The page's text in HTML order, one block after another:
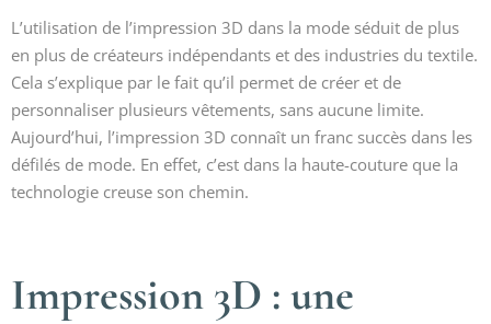
L’utilisation de l’impression 3D dans la mode séduit de plus
en plus de créateurs indépendants et des industries du textile.
Cela s’explique par le fait qu’il permet de créer et de
personnaliser plusieurs vêtements, sans aucune limite.
Aujourd’hui, l’impression 3D connaît un franc succès dans les
défilés de mode. En effet, c’est dans la haute-couture que la
technologie creuse son chemin.
Impression 3D : une